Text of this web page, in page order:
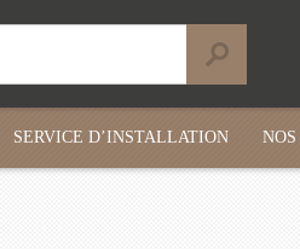
SERVICE D’INSTALLATION NOS